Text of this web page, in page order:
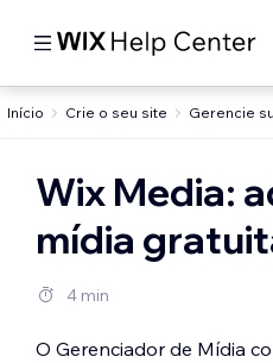
Início Crie o seu site Gerencie
Wix Media:
mídia
4 min
O Gerenciador de Mídia